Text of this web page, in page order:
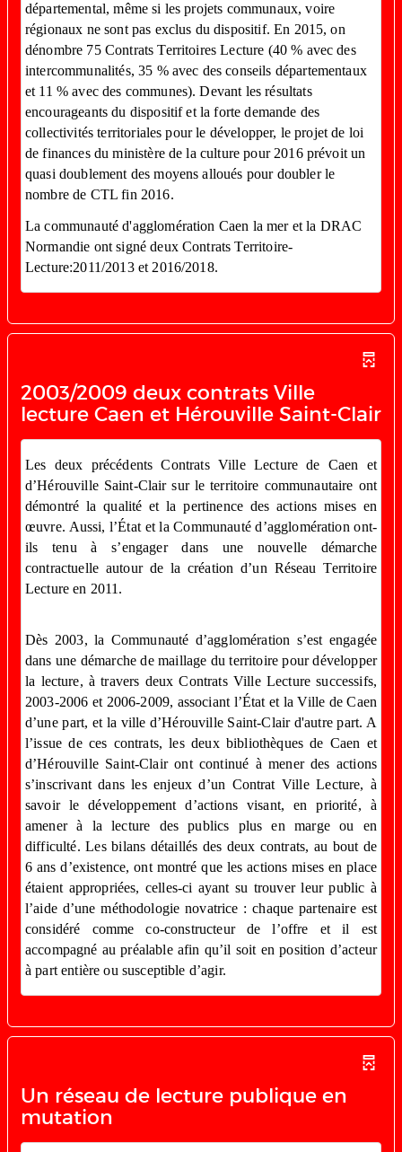
départemental, même si les projets communaux, voire
régionaux ne sont pas exclus du dispositif. En 2015, on
dénombre 75 Contrats Territoires Lecture (40 % avec des
intercommunalités, 35 % avec des conseils départementaux
et 11 % avec des communes). Devant les résultats
encourageants du dispositif et la forte demande des
collectivités territoriales pour le développer, le projet de loi
de finances du ministère de la culture pour 2016 prévoit un
quasi doublement des moyens alloués pour doubler le
nombre de CTL fin 2016.
La communauté d'agglomération Caen la mer et la DRAC
Normandie ont signé deux Contrats Territoire-
Lecture:2011/2013 et 2016/2018.
2003/2009 deux contrats Ville
lecture Caen et Hérouville Saint-Clair
Les deux précédents Contrats Ville Lecture de Caen et
d’Hérouville Saint-Clair sur le territoire communautaire ont
démontré la qualité et la pertinence des actions mises en
œuvre. Aussi, l’État et la Communauté d’agglomération ont-
ils tenu à s’engager dans une nouvelle démarche
contractuelle autour de la création d’un Réseau Territoire
Lecture en 2011.
Dès 2003, la Communauté d’agglomération s’est engagée
dans une démarche de maillage du territoire pour développer
la lecture, à travers deux Contrats Ville Lecture successifs,
2003-2006 et 2006-2009, associant l’État et la Ville de Caen
d’une part, et la ville d’Hérouville Saint-Clair d'autre part. A
l’issue de ces contrats, les deux bibliothèques de Caen et
d’Hérouville Saint-Clair ont continué à mener des actions
s’inscrivant dans les enjeux d’un Contrat Ville Lecture, à
savoir le développement d’actions visant, en priorité, à
amener à la lecture des publics plus en marge ou en
difficulté. Les bilans détaillés des deux contrats, au bout de
6 ans d’existence, ont montré que les actions mises en place
étaient appropriées, celles-ci ayant su trouver leur public à
l’aide d’une méthodologie novatrice : chaque partenaire est
considéré comme co-constructeur de l’offre et il est
accompagné au préalable afin qu’il soit en position d’acteur
à part entière ou susceptible d’agir.
Un réseau de lecture publique en
mutation